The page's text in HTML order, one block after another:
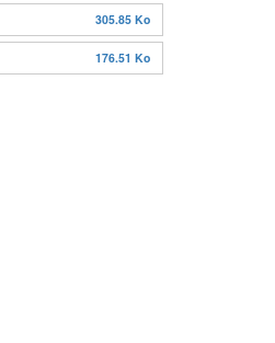
305.85 Ko
176.51 Ko